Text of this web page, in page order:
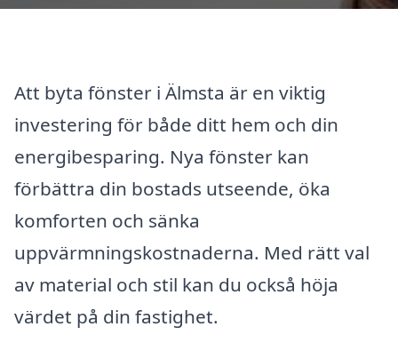
Att byta fönster i Älmsta är en viktig
investering för både ditt hem och din
energibesparing. Nya fönster kan
förbättra din bostads utseende, öka
komforten och sänka
uppvärmningskostnaderna. Med rätt val
av material och stil kan du också höja
värdet på din fastighet.